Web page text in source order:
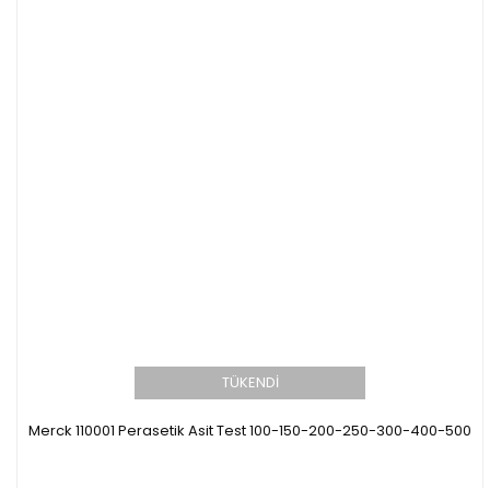
TÜKENDİ
Merck 110001 Perasetik Asit Test 100-150-200-250-300-400-500